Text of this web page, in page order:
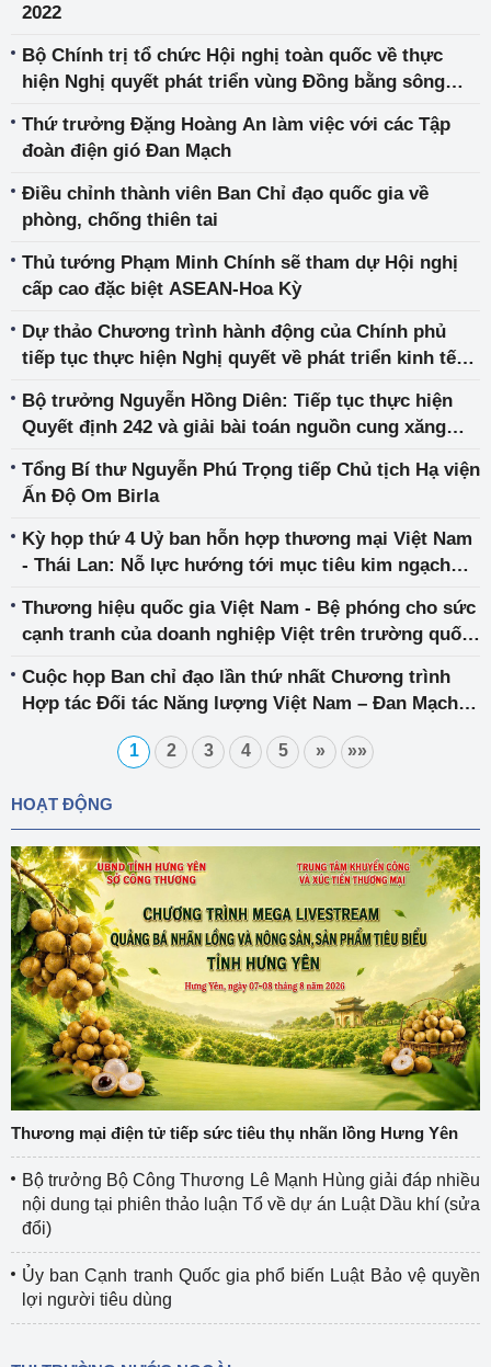
2022
Bộ Chính trị tổ chức Hội nghị toàn quốc về thực
hiện Nghị quyết phát triển vùng Đồng bằng sông
Thứ trưởng Đặng Hoàng An làm việc với các Tập
đoàn điện gió Đan Mạch
Điều chỉnh thành viên Ban Chỉ đạo quốc gia về
phòng, chống thiên tai
Thủ tướng Phạm Minh Chính sẽ tham dự Hội nghị
cấp cao đặc biệt ASEAN-Hoa Kỳ
Dự thảo Chương trình hành động của Chính phủ
tiếp tục thực hiện Nghị quyết về phát triển kinh tế
Bộ trưởng Nguyễn Hồng Diên: Tiếp tục thực hiện
Quyết định 242 và giải bài toán nguồn cung xăng
Tổng Bí thư Nguyễn Phú Trọng tiếp Chủ tịch Hạ viện
Ấn Độ Om Birla
Kỳ họp thứ 4 Uỷ ban hỗn hợp thương mại Việt Nam
- Thái Lan: Nỗ lực hướng tới mục tiêu kim ngạch
hơn quan hệ đối tác kinh tế-thương mại trong giai
đoạn hậu Covid
Thương hiệu quốc gia Việt Nam - Bệ phóng cho sức
cạnh tranh của doanh nghiệp Việt trên trường quốc
Cuộc họp Ban chỉ đạo lần thứ nhất Chương trình
Hợp tác Đối tác Năng lượng Việt Nam – Đan Mạch
1 2 3 4 5 » »»
HOẠT ĐỘNG
Thương mại điện tử tiếp sức tiêu thụ nhãn lồng Hưng Yên
Bộ trưởng Bộ Công Thương Lê Mạnh Hùng giải đáp nhiều
nội dung tại phiên thảo luận Tổ về dự án Luật Dầu khí (sửa
đổi)
Ủy ban Cạnh tranh Quốc gia phổ biến Luật Bảo vệ quyền
lợi người tiêu dùng